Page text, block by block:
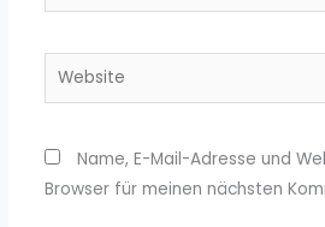
Website
Name, E-Mail-Adresse und
Browser für meinen nächsten